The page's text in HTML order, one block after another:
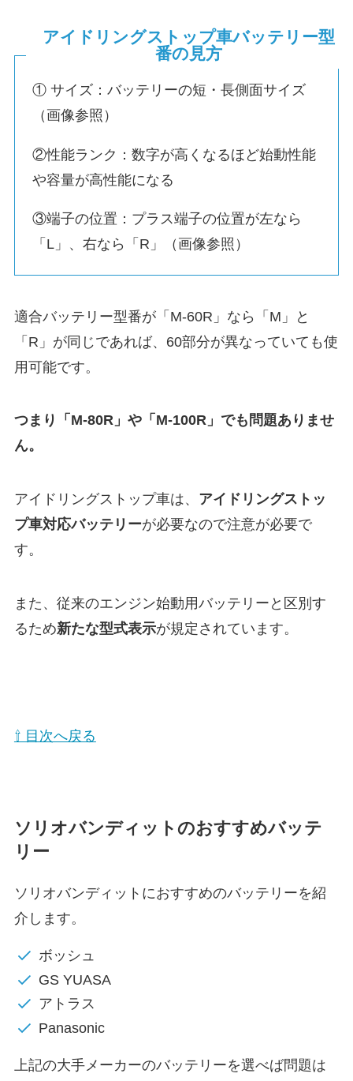
アイドリングストップ車バッテリー型
番の見方
① サイズ：バッテリーの短・長側面サイズ
（画像参照）
②性能ランク：数字が高くなるほど始動性能
や容量が高性能になる
③端子の位置：プラス端子の位置が左なら
「L」、右なら「R」（画像参照）
適合バッテリー型番が「M-60R」なら「M」と
「R」が同じであれば、60部分が異なっていても使
用可能です。
つまり「M-80R」や「M-100R」でも問題ありませ
ん。
アイドリングストップ車は、 アイドリングストッ
プ車対応バッテリーが必要なので注意が必要で
す。
また、従来のエンジン始動用バッテリーと区別す
るため新たな型式表示が規定されています。
⇧ 目次へ戻る
ソリオバンディットのおすすめバッテ
リー
ソリオバンディットにおすすめのバッテリーを紹
介します。
ボッシュ
GS YUASA
アトラス
Panasonic
上記の大手メーカーのバッテリーを選べば問題は